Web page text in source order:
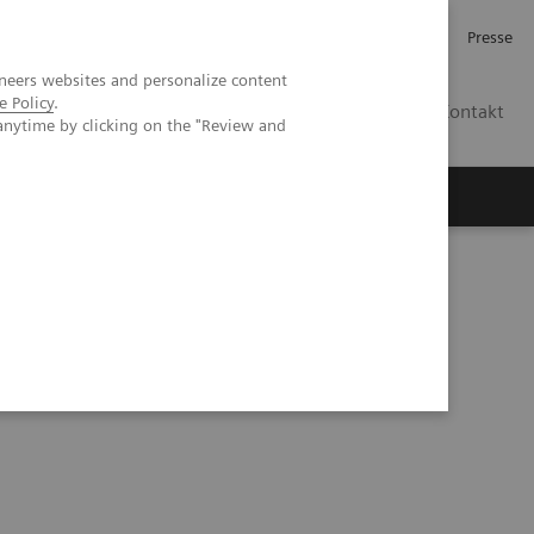
websites and personalize content
Policy.
by clicking on the "Review and
Presse
Kontakt